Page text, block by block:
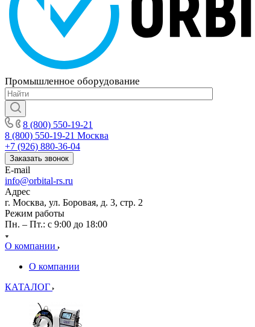
Промышленное оборудование
8 (800) 550-19-21
8 (800) 550-19-21 Москва
+7 (926) 880-36-04
Заказать звонок
E-mail
info@orbital-rs.ru
Адрес
г. Москва, ул. Боровая, д. 3, стр. 2
Режим работы
Пн. – Пт.: с 9:00 до 18:00
О компании
О компании
КАТАЛОГ